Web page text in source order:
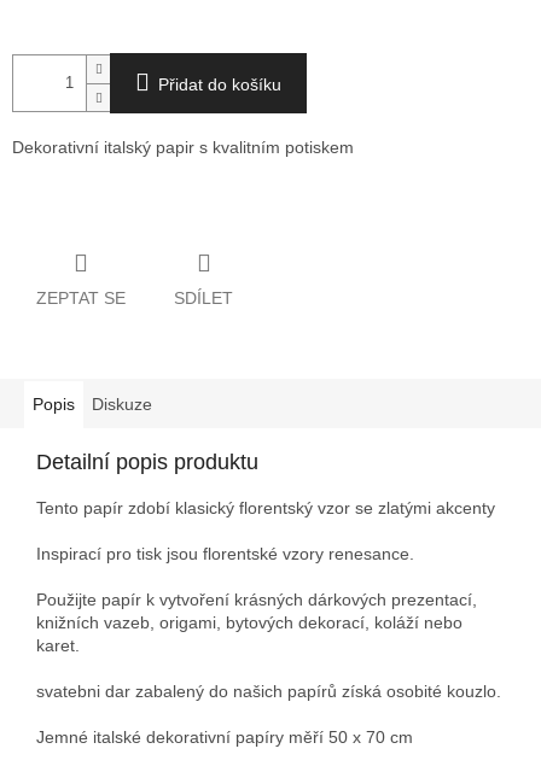
Přidat do košíku
Dekorativní italský papir s kvalitním potiskem
ZEPTAT SE SDÍLET
Popis Diskuze
Detailní popis produktu
Tento papír zdobí klasický florentský vzor se zlatými akcenty
Inspirací pro tisk jsou florentské vzory renesance.
Použijte papír k vytvoření krásných dárkových prezentací,
knižních vazeb, origami, bytových dekorací, koláží nebo
karet.
svatebni dar zabalený do našich papírů získá osobité kouzlo.
Jemné italské dekorativní papíry měří 50 x 70 cm